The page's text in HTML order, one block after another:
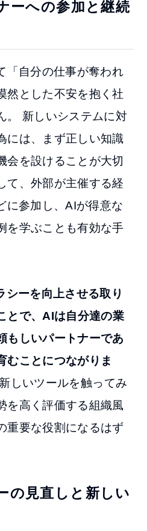
ーへの参加と継続
「自分の仕事が奪われ
然とした不安を抱く社
。 新しいシステムに対
には、まず正しい知識
会を設けることが大切
て、外部が主催する経
に参加し、AIが得意な
を学ぶことも有効な手
シーを向上させる取り
とで、AIは自分達の業
もしいパートナーであ
むことにつながりま
しいツールを触ってみ
を高く評価する組織風
重要な役割になるはず
の見直しと新しい